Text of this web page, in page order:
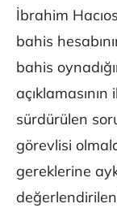
İbrahim
bahis
bahis
sürdürülen
görevlisi
gereklerine